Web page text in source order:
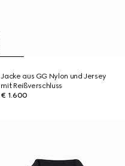
Jacke aus GG Nylon und Jersey
mit Reißverschluss
€ 1.600